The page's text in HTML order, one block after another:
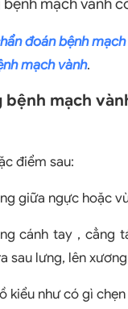
đoán bệnh
mạch vành.
bệnh mạch
điểm sau:
giữa ngực hoặc
cánh tay , cẳng
sau lưng, lên
kiểu như có gì